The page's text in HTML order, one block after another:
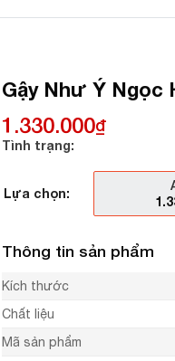
Gậy Như Ý Ngọc
1.330.000₫
Tình trạng:
Lựa chọn:
Thông tin sản phẩm
Kích thước
Chất liệu
Mã sản phẩm